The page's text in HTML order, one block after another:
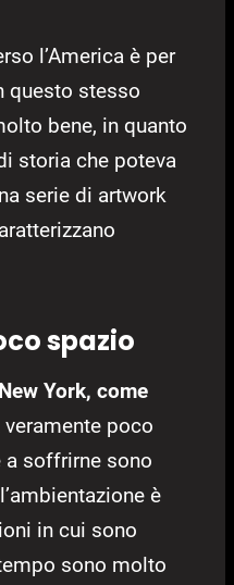
l’America è per
questo stesso
bene, in quanto
storia che poteva
serie di artwork
spazio
York, come
veramente poco
a soffrirne sono
è
in cui sono
sono molto